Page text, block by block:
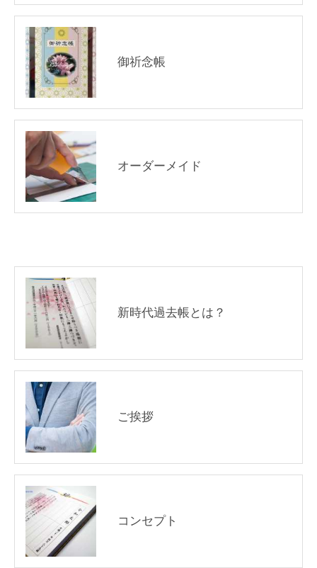
御祈念帳
オーダーメイド
新時代過去帳とは？
ご挨拶
コンセプト